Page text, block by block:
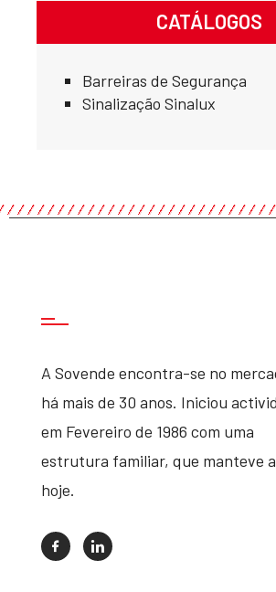
CATÁLOGOS
Barreiras de Segurança
Sinalização Sinalux
A Sovende encontra-se no
há mais de 30 anos. Iniciou
em Fevereiro de 1986 com uma
estrutura familiar, que manteve
hoje.